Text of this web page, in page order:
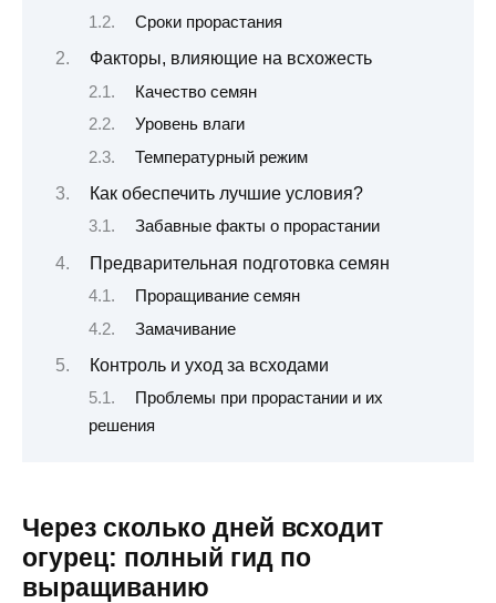
Сроки прорастания
Факторы, влияющие на всхожесть
Качество семян
Уровень влаги
Температурный режим
Как обеспечить лучшие условия?
Забавные факты о прорастании
Предварительная подготовка семян
Проращивание семян
Замачивание
Контроль и уход за всходами
Проблемы при прорастании и их
решения
Через сколько дней всходит
огурец: полный гид по
выращиванию